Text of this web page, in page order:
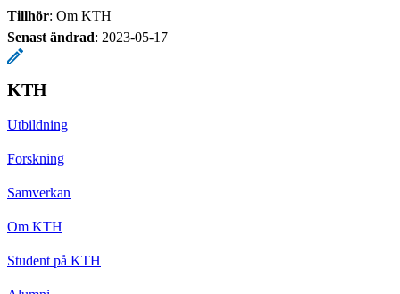
Tillhör: Om KTH
Senast ändrad: 2023-05-17
KTH
Utbildning
Forskning
Samverkan
Om KTH
Student på KTH